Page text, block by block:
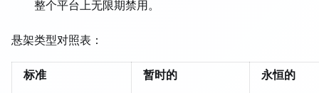
整个平台上无限期禁用。
悬架类型对照表：
标准 暂时的 永恒的